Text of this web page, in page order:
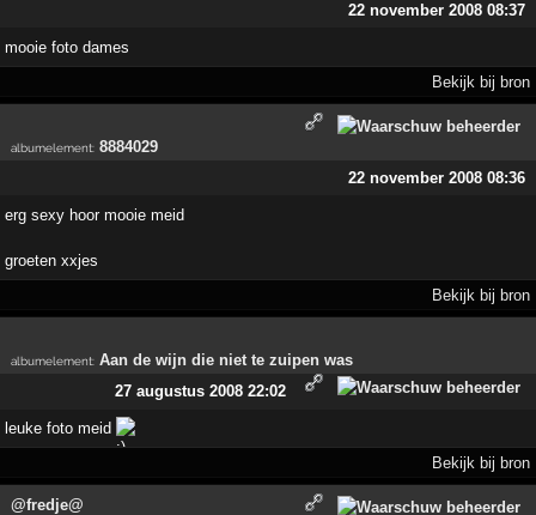
22 november 2008 08:37
mooie foto dames
Bekijk bij bron
albumelement: 8884029
22 november 2008 08:36
erg sexy hoor mooie meid
groeten xxjes
Bekijk bij bron
albumelement: Aan de wijn die niet te zuipen was
27 augustus 2008 22:02
leuke foto meid
Bekijk bij bron
@fredje@